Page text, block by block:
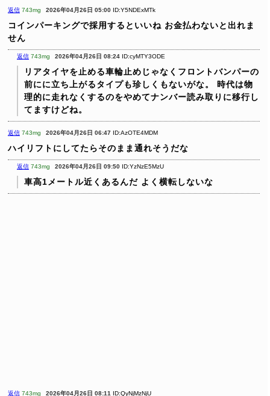
返信 743mg 2026年04月26日 05:00 ID:Y5NDExMTk
コインパーキングで採用するといいね お金払わないと出れま
せん
返信 743mg 2026年04月26日 08:24 ID:cyMTY3ODE
リアタイヤを止める車輪止めじゃなくフロントバンパーの
前にに立ち上がるタイプも珍しくもないがな。
時代は物
理的に走れなくするのをやめてナンバー読み取りに移行し
てますけどね。
返信 743mg 2026年04月26日 06:47 ID:AzOTE4MDM
ハイリフトにしてたらそのまま通れそうだな
返信 743mg 2026年04月26日 09:50 ID:YzNzE5MzU
車高1メートル近くあるんだ よく横転しないな
返信 743mg 2026年04月26日 08:11 ID:QyNjMzNjU